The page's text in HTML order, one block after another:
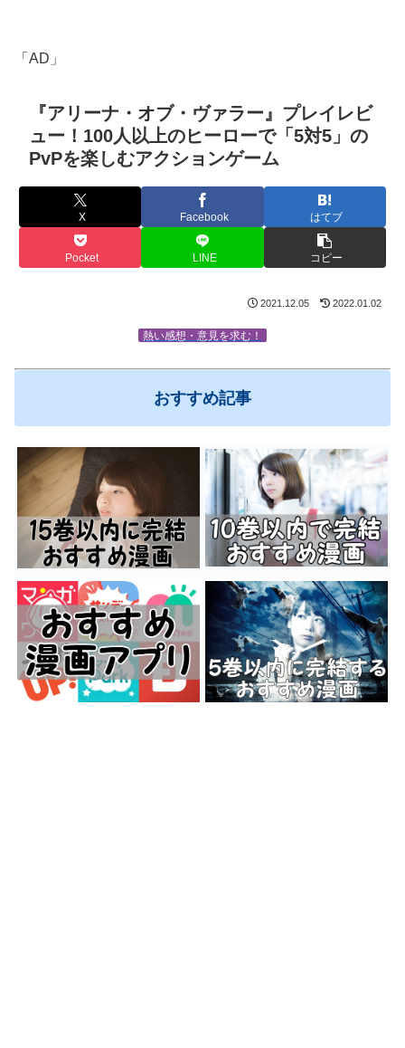
「AD」
『アリーナ・オブ・ヴァラー』プレイレビ
ュー！100人以上のヒーローで「5対5」の
PvPを楽しむアクションゲーム
X Facebook はてブ
Pocket LINE コピー
2021.12.05 2022.01.02
熱い感想・意見を求む！
おすすめ記事